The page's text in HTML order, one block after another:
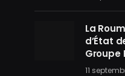
La
d’État
Groupe
11